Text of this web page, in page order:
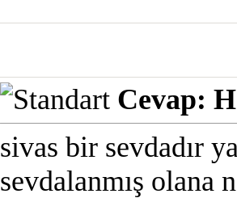
Cevap:
sivas bir sevdadır
sevdalanmış olana